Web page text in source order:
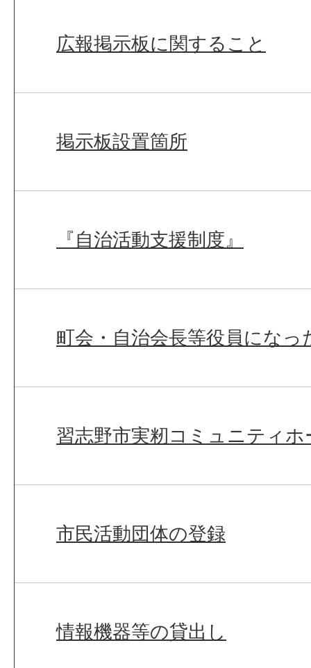
広報掲示板に関すること
掲示板設置箇所
『自治活動支援制度』
町会・自治会長等役員になっ
習志野市実籾コミュニティホ
市民活動団体の登録
情報機器等の貸出し